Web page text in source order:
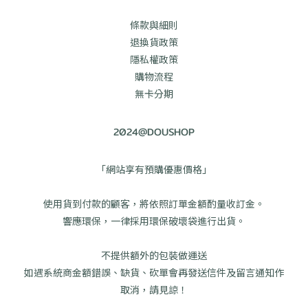
條款與細則
退換貨政策
隱私權政策
購物流程
無卡分期
2024@DOUSHOP
「網站享有預購優惠價格」
使用貨到付款的顧客，將依照訂單金額酌量收訂金。
響應環保，一律採用環保破壞袋進行出貨。
不提供額外的包裝做運送
如遇系統商金額錯誤、缺貨、砍單會再發送信件及留言通知作
取消，請見諒！